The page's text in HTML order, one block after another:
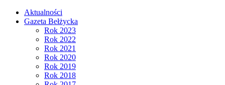
Aktualności
Gazeta Bełżycka
Rok 2023
Rok 2022
Rok 2021
Rok 2020
Rok 2019
Rok 2018